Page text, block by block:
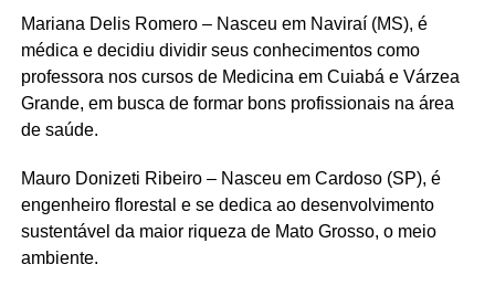
Mariana Delis Romero – Nasceu em Naviraí (MS), é
médica e decidiu dividir seus conhecimentos como
professora nos cursos de Medicina em Cuiabá e Várzea
Grande, em busca de formar bons profissionais na área
de saúde.
Mauro Donizeti Ribeiro – Nasceu em Cardoso (SP), é
engenheiro florestal e se dedica ao desenvolvimento
sustentável da maior riqueza de Mato Grosso, o meio
ambiente.